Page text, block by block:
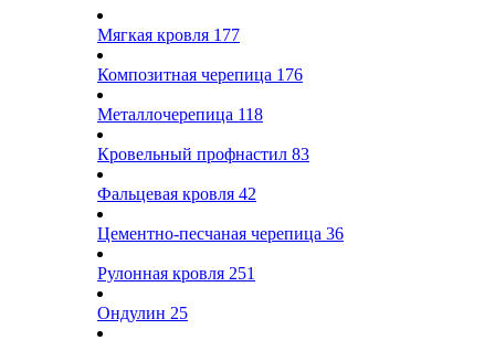
Мягкая кровля 177
Композитная черепица 176
Металлочерепица 118
Кровельный профнастил 83
Фальцевая кровля 42
Цементно-песчаная черепица 36
Рулонная кровля 251
Ондулин 25